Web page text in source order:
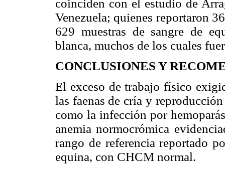
coinciden con el estudio de
Venezuela; quienes reportaron
629 muestras de sangre de
blanca, muchos de los cuales
CONCLUSIONES Y
El exceso de trabajo físico
las faenas de cría y
como la infección por
anemia normocrómica
rango de referencia reportado
equina, con CHCM normal.